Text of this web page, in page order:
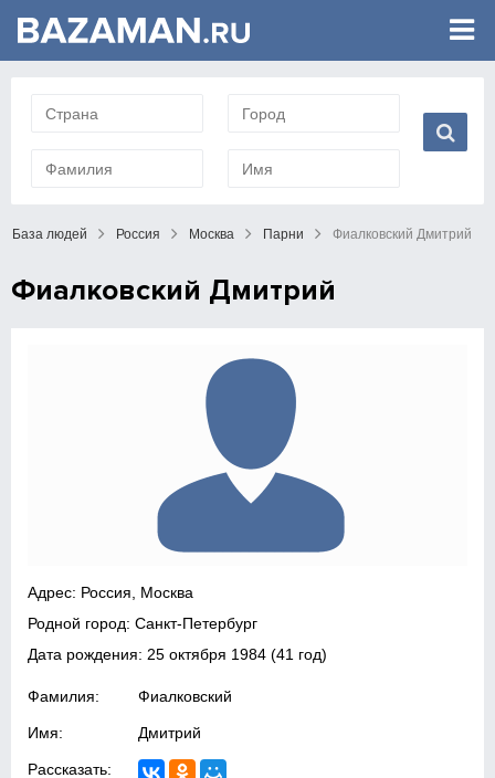
База людей Россия Москва Парни Фиалковский Дмитрий
Фиалковский Дмитрий
Адрес: Россия, Москва
Родной город: Санкт-Петербург
Дата рождения: 25 октября 1984 (41 год)
Фамилия: Фиалковский
Имя: Дмитрий
Рассказать: